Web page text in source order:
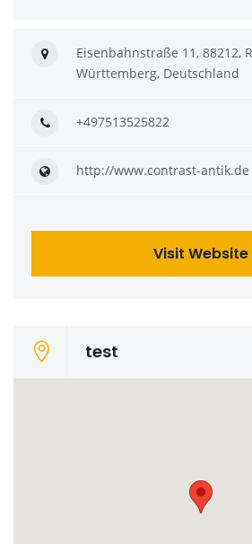
Eisenbahnstraße 11, 88212,
Württemberg, Deutschland
+497513525822
http://www.contrast-antik.de
Visit Website
test